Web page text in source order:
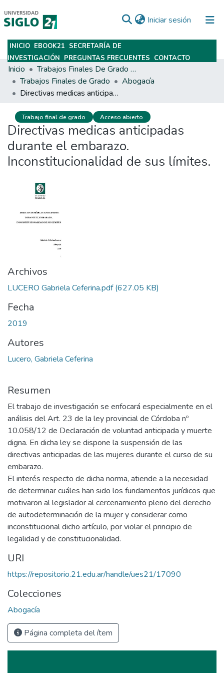
Iniciar sesión (current)
Subir
INICIO EBOOK21 SECRETARÍA DE
INVESTIGACIÓN PREGUNTAS FRECUENTES CONTACTO
Inicio
Trabajos Finales De Grado Y Posgrado
Trabajos Finales de Grado
Abogacía
Directivas medicas anticipadas durante el embarazo. Inconstitucionalidad de sus límites.
Trabajo final de grado Acceso abierto
Directivas medicas anticipadas
durante el embarazo.
Inconstitucionalidad de sus límites.
Archivos
LUCERO Gabriela Ceferina.pdf(627.05 KB)
Fecha
2019
Autores
Lucero, Gabriela Ceferina
Resumen
El trabajo de investigación se enfocará especialmente en el
análisis del Art. 23 de la ley provincial de Córdoba nº
10.058/12 de Declaración de voluntad anticipada y muerte
digna. En dicha ley se dispone la suspensión de las
directivas anticipadas de las mujeres durante el curso de su
embarazo.
El interés respecto de dicha norma, atiende a la necesidad
de determinar cuáles han sido los fundamentos jurídicos que
motivaron al legislador al cercenamiento pleno del derecho
de autodeterminación de la mujer y considerar como
inconstitucional dicho artículo, por violar el principio de
legalidad y de constitucionalidad.
URI
https://repositorio.21.edu.ar/handle/ues21/17090
Colecciones
Abogacía
Página completa del ítem